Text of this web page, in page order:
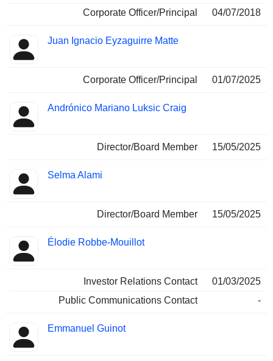
Corporate Officer/Principal
04/07/2018
Juan Ignacio Eyzaguirre Matte
Corporate Officer/Principal 01/07/2025
Andrónico Mariano Luksic Craig
Director/Board Member 15/05/2025
Selma Alami
Director/Board Member 15/05/2025
Élodie Robbe-Mouillot
Investor Relations Contact
01/03/2025
Public Communications Contact
-
Emmanuel Guinot